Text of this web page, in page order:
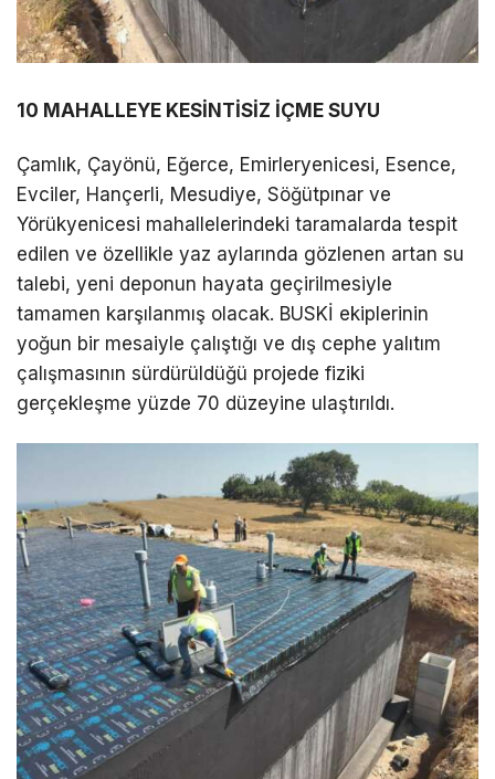
10 MAHALLEYE KESİNTİSİZ İÇME SUYU
Çamlık, Çayönü, Eğerce, Emirleryenicesi, Esence,
Evciler, Hançerli, Mesudiye, Söğütpınar ve
Yörükyenicesi mahallelerindeki taramalarda tespit
edilen ve özellikle yaz aylarında gözlenen artan su
talebi, yeni deponun hayata geçirilmesiyle
tamamen karşılanmış olacak. BUSKİ ekiplerinin
yoğun bir mesaiyle çalıştığı ve dış cephe yalıtım
çalışmasının sürdürüldüğü projede fiziki
gerçekleşme yüzde 70 düzeyine ulaştırıldı.